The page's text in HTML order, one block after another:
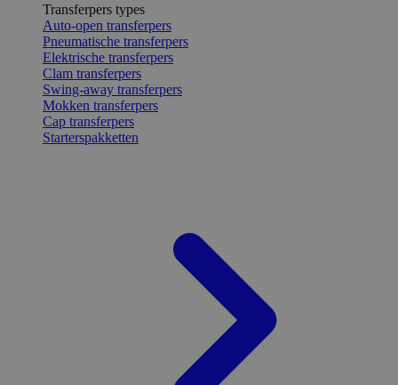
Transferpers types
Auto-open transferpers
Pneumatische transferpers
Elektrische transferpers
Clam transferpers
Swing-away transferpers
Mokken transferpers
Cap transferpers
Starterspakketten